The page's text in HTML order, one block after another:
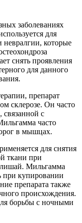
заболеваниях
для
невралгии, которые
снять проявления
для данного
препарат
склерозе. Он часто
связанной с
часто
в мышцах.
для снятия
ткани при
Мильгамма
при купировании
препарата также
происхождения.
борьбы с ночными